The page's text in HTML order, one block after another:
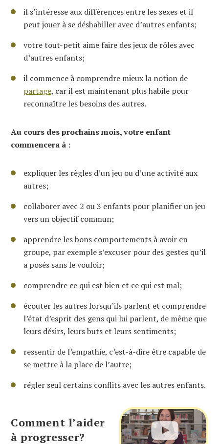
il s’intéresse aux différences entre les sexes et il
peut jouer à se déshabiller avec d’autres enfants;
votre tout-petit aime faire des jeux de rôles avec
d’autres enfants;
il commence à comprendre mieux la notion de
partage, car il est maintenant plus habile pour
reconnaître les besoins des autres.
Au cours des prochains mois, votre enfant
commencera à :
expliquer les règles d’un jeu ou d’une activité aux
autres;
collaborer avec 2 ou 3 enfants pour planifier un jeu
vers un objectif commun;
apprendre les bons comportements à avoir en
groupe, par exemple s’excuser pour des gestes qu’il
a posés sans le vouloir;
comprendre ce qui est bien et ce qui est mal;
écouter les autres lorsqu’ils parlent et comprendre
l’état d’esprit des gens qui lui parlent, de même que
leurs désirs, leurs buts et leurs sentiments;
ressentir de l’empathie, c’est-à-dire être capable de
se mettre à la place de l’autre;
régler seul certains conflits avec les autres enfants.
Comment l’aider
à progresser?